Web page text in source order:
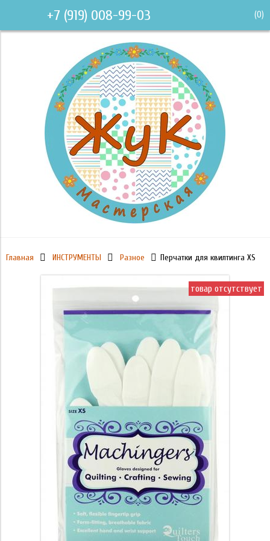
+7 (919) 008-99-03 (0)
Главная ИНСТРУМЕНТЫ Разное Перчатки для квилтинга XS
товар отсутствует